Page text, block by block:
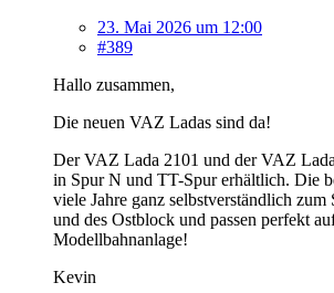
23. Mai 2026 um 12:00
#389
Hallo zusammen,
Die neuen VAZ Ladas sind da!
Der VAZ Lada 2101 und der VAZ
in Spur N und TT-Spur erhältlich. Die
viele Jahre ganz selbstverständlich
und des Ostblock und passen perfekt
Modellbahnanlage!
Kevin